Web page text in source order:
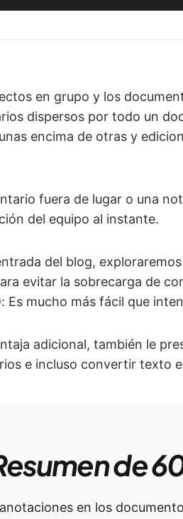
en grupo y los
dispersos por todo un
encima de otras y
fuera de lugar o una
del equipo al instante.
del blog,
evitar la sobrecarga de
Es mucho más fácil que
adicional, también le
e incluso convertir texto
de
en los